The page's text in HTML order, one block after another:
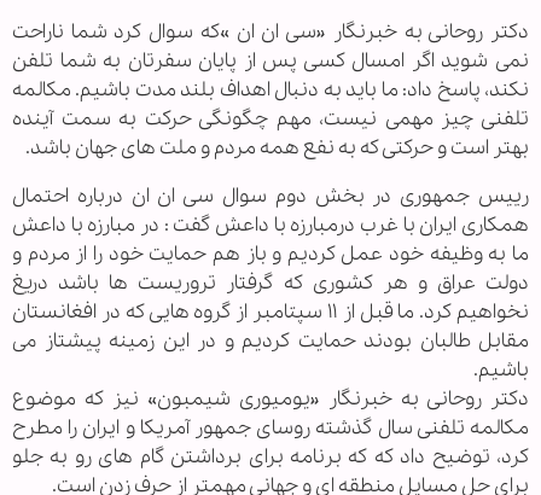
دکتر روحانی به خبرنگار «سی ان ان »که سوال کرد شما ناراحت
نمی شوید اگر امسال کسی پس از پایان سفرتان به شما تلفن
نکند، پاسخ داد: ما باید به دنبال اهداف بلند مدت باشیم. مکالمه
تلفنی چیز مهمی نیست، مهم چگونگی حرکت به سمت آینده
بهتر است و حرکتی که به نفع همه مردم و ملت های جهان باشد.
رییس جمهوری در بخش دوم سوال سی ان ان درباره احتمال
همکاری ایران با غرب درمبارزه با داعش گفت : در مبارزه با داعش
ما به وظیفه خود عمل کردیم و باز هم حمایت خود را از مردم و
دولت عراق و هر کشوری که گرفتار تروریست ها باشد دریغ
نخواهیم کرد. ما قبل از ۱۱ سپتامبر از گروه هایی که در افغانستان
مقابل طالبان بودند حمایت کردیم و در این زمینه پیشتاز می
باشیم.
دکتر روحانی به خبرنگار «یومیوری شیمبون» نیز که موضوع
مکالمه تلفنی سال گذشته روسای جمهور آمریکا و ایران را مطرح
کرد، توضیح داد که که برنامه برای برداشتن گام های رو به جلو
برای حل مسایل منطقه ای و جهانی مهمتر از حرف زدن است.